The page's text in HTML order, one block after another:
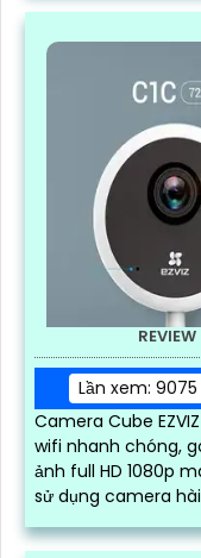
Lần xem: 9075
Camera Cube
wifi nhanh chóng,
ảnh full HD 1080p
sử dụng camera